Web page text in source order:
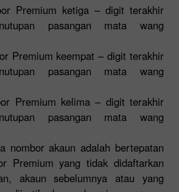
Premium ketiga – digit terakhir
pasangan mata wang
Premium keempat – digit terakhir
pasangan mata wang
Premium kelima – digit terakhir
pasangan mata wang
nombor akaun adalah bertepatan
Premium yang tidak didaftarkan
akaun sebelumnya atau yang